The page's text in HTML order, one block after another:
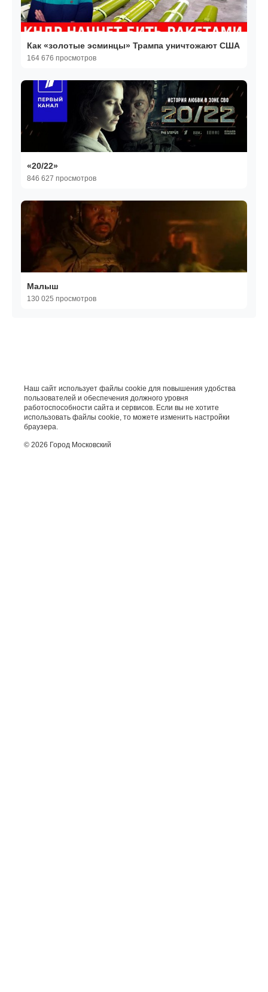
Как «золотые эсминцы» Трампа уничтожают США
164 676 просмотров
«20/22»
846 627 просмотров
Малыш
130 025 просмотров
Наш сайт использует файлы cookie для повышения удобства
пользователей и обеспечения должного уровня
работоспособности сайта и сервисов. Если вы не хотите
использовать файлы cookie, то можете изменить настройки
браузера.
© 2026 Город Московский